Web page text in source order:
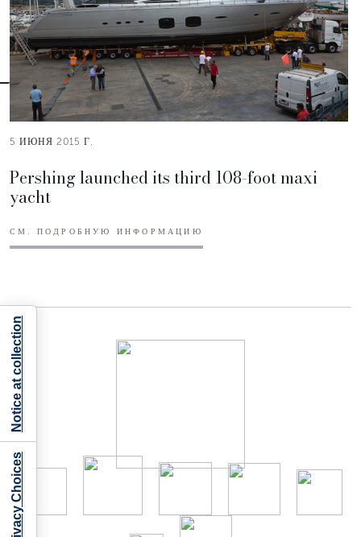
5 ИЮНЯ 2015 Г.
Pershing launched its third 108-foot maxi
yacht
СМ. ПОДРОБНУЮ ИНФОРМАЦИЮ
Notice at collection